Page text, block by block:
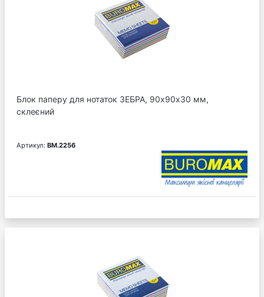
Блок паперу для нотаток ЗЕБРА, 90х90х30 мм,
склеєний
Артикул: BM.2256